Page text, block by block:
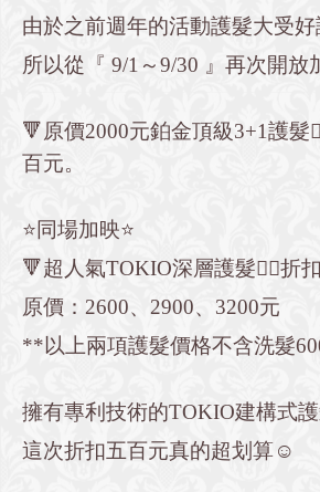
由於之前週年的活動護髮大受好
所以從『 9/1～9/30 』再次開放
🔻原價2000元鉑金頂級3+1護髮
百元。
⭐️同場加映⭐️
🔻超人氣TOKIO深層護髮👉🏻折
原價：2600、2900、3200元
**以上兩項護髮價格不含洗髮
擁有專利技術的TOKIO建構式護
這次折扣五百元真的超划算☺️